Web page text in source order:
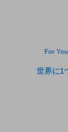
For
世界に1